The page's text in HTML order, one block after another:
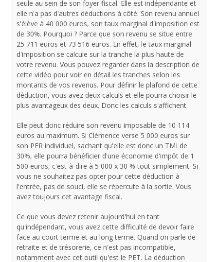
seule au sein de son foyer fiscal. Elle est indépendante et
elle n'a pas d'autres déductions à côté. Son revenu annuel
s'élève à 40 000 euros, son taux marginal d'imposition est
de 30%. Pourquoi ? Parce que son revenu se situe entre
25 711 euros et 73 516 euros. En effet, le taux marginal
d'imposition se calcule sur la tranche la plus haute de
votre revenu. Vous pouvez regarder dans la description de
cette vidéo pour voir en détail les tranches selon les
montants de vos revenus. Pour définir le plafond de cette
déduction, vous avez deux calculs et elle pourra choisir le
plus avantageux des deux. Donc les calculs s'affichent.
Elle peut donc réduire son revenu imposable de 10 114
euros au maximum. Si Clémence verse 5 000 euros sur
son PER individuel, sachant qu'elle est donc un TMI de
30%, elle pourra bénéficier d'une économie d'impôt de 1
500 euros, c'est-à-dire à 5 000 x 30 % tout simplement. Si
vous ne souhaitez pas opter pour cette déduction à
l'entrée, pas de souci, elle se répercute à la sortie. Vous
avez toujours cet avantage fiscal.
Ce que vous devez retenir aujourd'hui en tant
qu'indépendant, vous avez cette difficulté de devoir faire
face au court terme et au long terme. Quand on parle de
retraite et de trésorerie, ce n'est pas incompatible,
notamment avec cet outil qu'est le PET. La déduction